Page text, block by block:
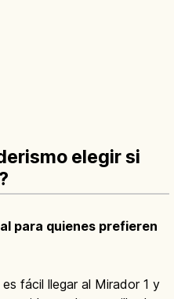
elegir si
para quienes prefieren
fácil llegar al Mirador 1 y